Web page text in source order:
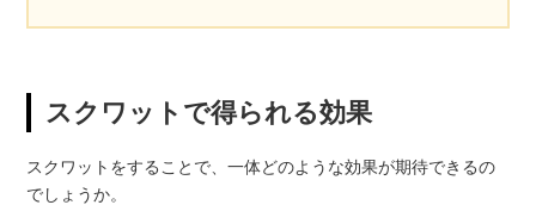
スクワットで得られる効果
スクワットをすることで、一体どのような効果が期待できるの
でしょうか。